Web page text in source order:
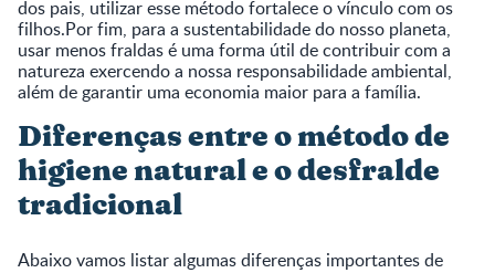
dos pais, utilizar esse método fortalece o vínculo com os
filhos.Por fim, para a sustentabilidade do nosso planeta,
usar menos fraldas é uma forma útil de contribuir com a
natureza exercendo a nossa responsabilidade ambiental,
além de garantir uma economia maior para a família.
Diferenças entre o método de
higiene natural e o desfralde
tradicional
Abaixo vamos listar algumas diferenças importantes de